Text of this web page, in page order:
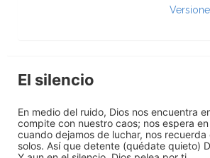
El silencio
En medio del ruido, Dios nos encuentra
compite con nuestro caos; nos espera
cuando dejamos de luchar, nos recuerda
solos. Así que detente (quédate quieto)